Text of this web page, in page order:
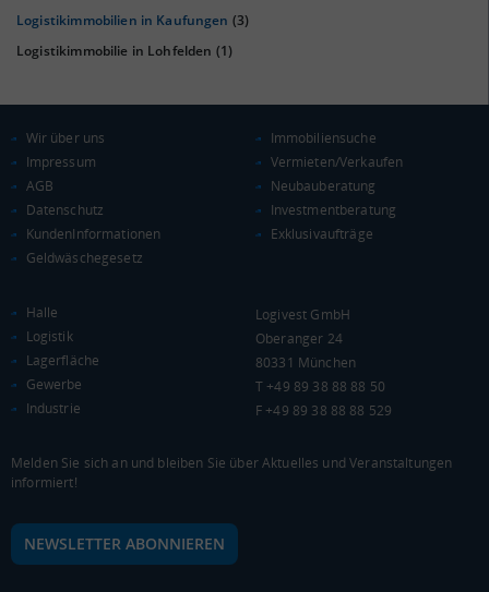
KAUFKRAFT
Euro pro Kopf
(Landkreis / Kreisfreie Stadt)
Kaufkraftindex
(Landkreis / Kreisfreie Stadt)
0 € 20.000 € 40.000 €
Landkreis / Kreisfreie Stadt
Bundesland
Deutschland
WIRTSCHAFTSKRAFT(STAND: 2018)
BRUTTOINLANDSPRODUKT
Logistikimmobilien in Kaufungen (3)
Logistikimmobilie in Lohfelden (1)
Wir über uns
Impressum
AGB
Datenschutz
KundenInformationen
Geldwäschegesetz
Immobiliensuche
Vermieten/Verkaufen
Neubauberatung
Investmentberatung
Exklusivaufträge
Halle
Logistik
Lagerfläche
Gewerbe
Industrie
Logivest GmbH
Oberanger 24
80331 München
T +49 89 38 88 88 50
F +49 89 38 88 88 529
Melden Sie sich an und bleiben Sie über Aktuelles und Veranstaltungen
informiert!
NEWSLETTER ABONNIEREN